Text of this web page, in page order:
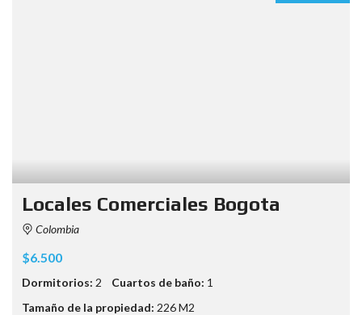
Locales Comerciales Bogota
Colombia
$6.500
Dormitorios: 2 Cuartos de baño: 1
Tamaño de la propiedad: 226 M2